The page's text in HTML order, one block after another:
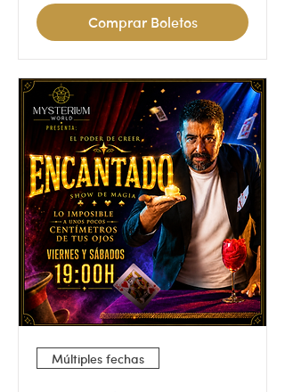
Comprar Boletos
Múltiples fechas